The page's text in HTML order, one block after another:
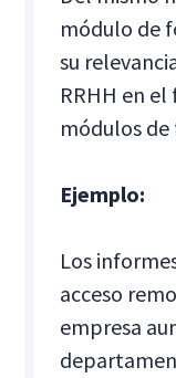
módulo de
su
RRHH en
módulos
Ejemplo:
Los
acceso
empresa